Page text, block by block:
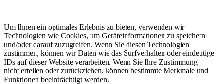
Um Ihnen ein optimales Erlebnis zu bieten, verwenden wir
Technologien wie Cookies, um Geräteinformationen zu speichern
und/oder darauf zuzugreifen. Wenn Sie diesen Technologien
zustimmen, können wir Daten wie das Surfverhalten oder eindeutige
IDs auf dieser Website verarbeiten. Wenn Sie Ihre Zustimmung
nicht erteilen oder zurückziehen, können bestimmte Merkmale und
Funktionen beeinträchtigt werden.